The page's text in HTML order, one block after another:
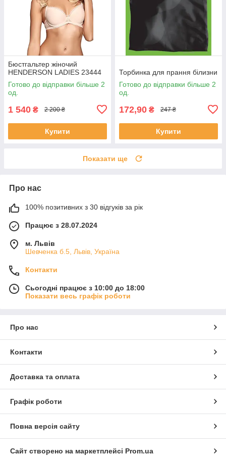
Бюстгальтер жіночий
HENDERSON LADIES 23444
Готово до відправки більше 2
од.
1 540 ₴ 2 200 ₴
Купити
Торбинка для прання білизни
Готово до відправки більше 2
од.
172,90 ₴ 247 ₴
Купити
Показати ще
Про нас
100% позитивних з 30 відгуків за рік
Працює з 28.07.2024
м. Львів
Шевченка б.5, Львів, Україна
Контакти
Сьогодні працює з 10:00 до 18:00
Показати весь графік роботи
Про нас
Контакти
Доставка та оплата
Графік роботи
Повна версія сайту
Сайт створено на маркетплейсі Prom.ua